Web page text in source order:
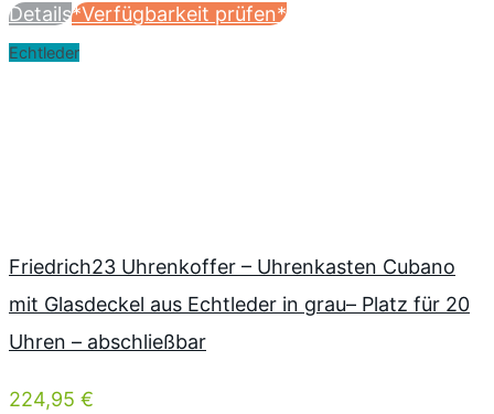
Details*Verfügbarkeit prüfen*
Echtleder
Friedrich23 Uhrenkoffer – Uhrenkasten Cubano
mit Glasdeckel aus Echtleder in grau– Platz für 20
Uhren – abschließbar
224,95 €